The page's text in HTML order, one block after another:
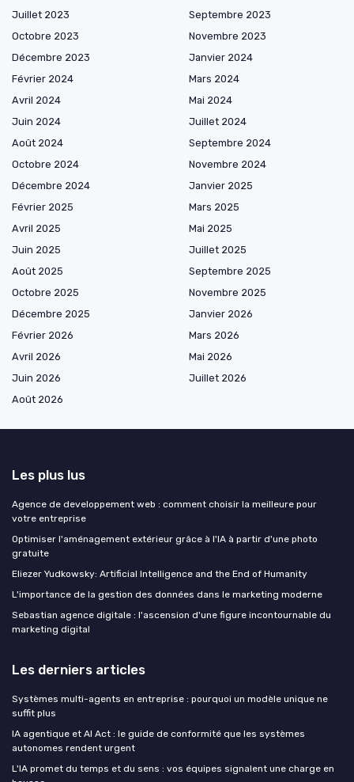
Juillet 2023
Septembre 2023
Octobre 2023
Novembre 2023
Décembre 2023
Janvier 2024
Février 2024
Mars 2024
Avril 2024
Mai 2024
Juin 2024
Juillet 2024
Août 2024
Septembre 2024
Octobre 2024
Novembre 2024
Décembre 2024
Janvier 2025
Février 2025
Mars 2025
Avril 2025
Mai 2025
Juin 2025
Juillet 2025
Août 2025
Septembre 2025
Octobre 2025
Novembre 2025
Décembre 2025
Janvier 2026
Février 2026
Mars 2026
Avril 2026
Mai 2026
Juin 2026
Juillet 2026
Août 2026
Les plus lus
Agence de developpement web : comment choisir la meilleure pour
votre entreprise
Optimiser l'aménagement extérieur grâce à l'IA à partir d'une photo
gratuite
Eliezer Yudkowsky: Artificial Intelligence and the End of Humanity
L'importance de la gestion des données dans le marketing moderne
Sebastian agence digitale : l'ascension d'une figure incontournable du
marketing digital
Les derniers articles
Systèmes multi-agents en entreprise : pourquoi un modèle unique ne
suffit plus
IA agentique et AI Act : le guide de conformité que les systèmes
autonomes rendent urgent
L'IA promet du temps et du sens : vos équipes signalent une charge en